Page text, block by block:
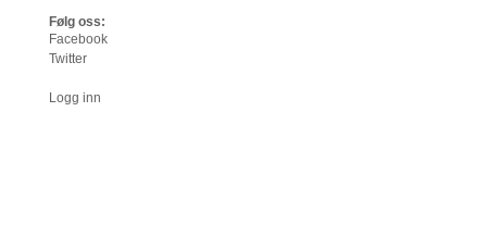
Følg oss:
Facebook
Twitter
Logg inn